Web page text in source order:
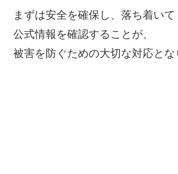
まずは安全を確保し、落ち着いて
公式情報を確認することが、
被害を防ぐための大切な対応とな